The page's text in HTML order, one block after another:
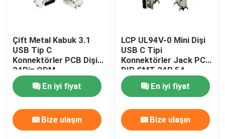
Çift Metal Kabuk 3.1
USB Tip C
Konnektörler PCB Dişi
24Pin ODM
En iyi fiyat
Bize ulaşın
LCP UL94V-0 Mini Dişi
USB C Tipi
Konnektörler Jack PCB
DIP SMT 24P 5A
En iyi fiyat
Bize ulaşın